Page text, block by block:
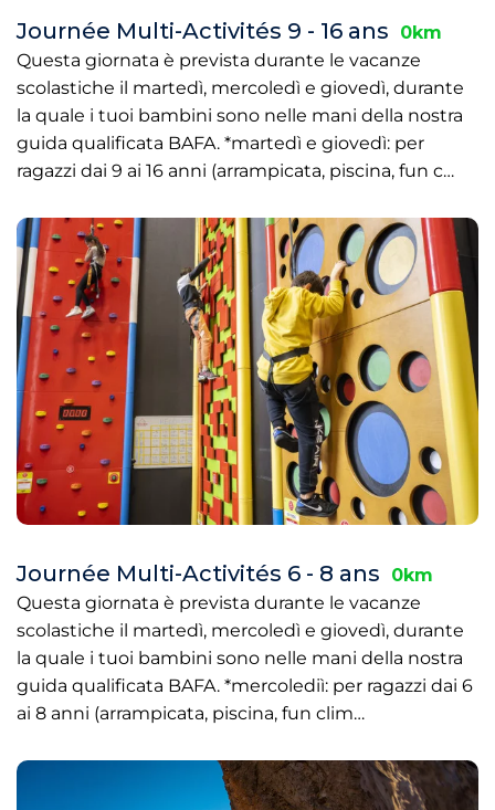
Journée Multi-Activités 9 - 16 ans
0km
Questa giornata è prevista durante le vacanze
scolastiche il martedì, mercoledì e giovedì, durante
la quale i tuoi bambini sono nelle mani della nostra
guida qualificata BAFA. *martedì e giovedì: per
ragazzi dai 9 ai 16 anni (arrampicata, piscina, fun c…
Journée Multi-Activités 6 - 8 ans
0km
Questa giornata è prevista durante le vacanze
scolastiche il martedì, mercoledì e giovedì, durante
la quale i tuoi bambini sono nelle mani della nostra
guida qualificata BAFA. *mercolediì: per ragazzi dai 6
ai 8 anni (arrampicata, piscina, fun clim…